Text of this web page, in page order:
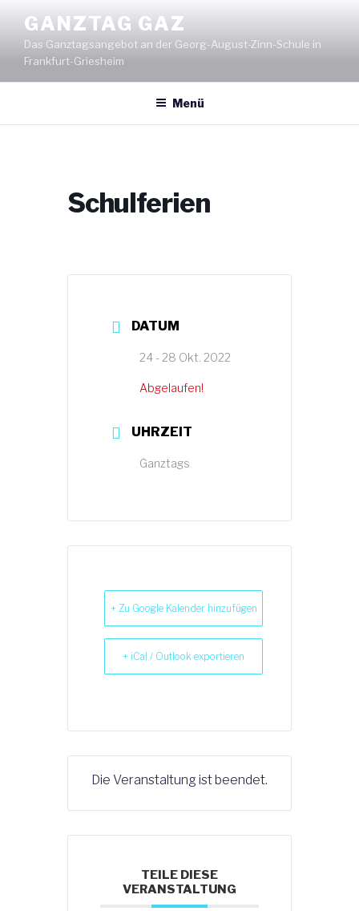
Inhalt
springen
GANZTAG GAZ
Das Ganztagsangebot an der Georg-August-Zinn-Schule in
Frankfurt-Griesheim
Menü
Schulferien
DATUM
24 - 28 Okt. 2022
Abgelaufen!
UHRZEIT
Ganztags
+ Zu Google Kalender hinzufügen
+ iCal / Outlook exportieren
Die Veranstaltung ist beendet.
TEILE DIESE
VERANSTALTUNG